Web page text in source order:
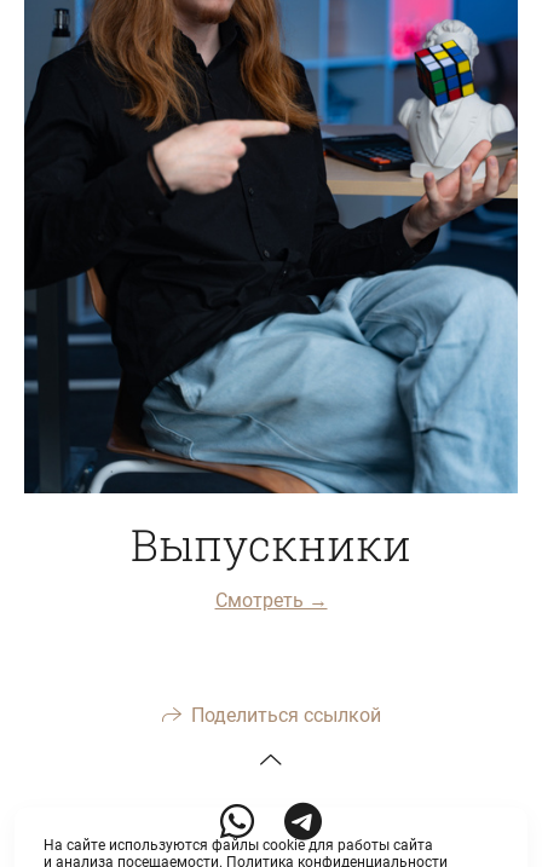
Выпускники
Смотреть →
Поделиться ссылкой
На сайте используются файлы cookie для работы сайта
и анализа посещаемости. Политика конфиденциальности